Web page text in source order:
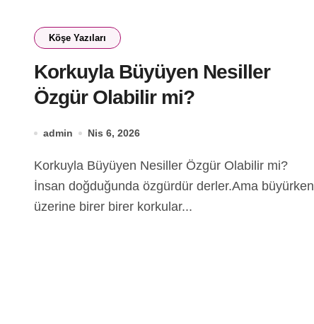
Köşe Yazıları
Korkuyla Büyüyen Nesiller
Özgür Olabilir mi?
admin Nis 6, 2026
Korkuyla Büyüyen Nesiller Özgür Olabilir mi?
İnsan doğduğunda özgürdür derler.Ama büyürken
üzerine birer birer korkular...